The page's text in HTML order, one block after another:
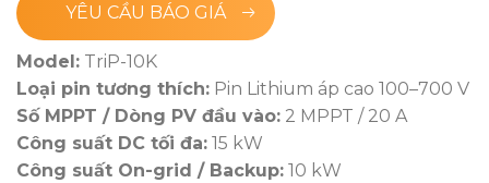
YÊU CẦU BÁO GIÁ
Model: TriP-10K
Loại pin tương thích: Pin Lithium áp cao 100–700 V
Số MPPT / Dòng PV đầu vào: 2 MPPT / 20 A
Công suất DC tối đa: 15 kW
Công suất On-grid / Backup: 10 kW